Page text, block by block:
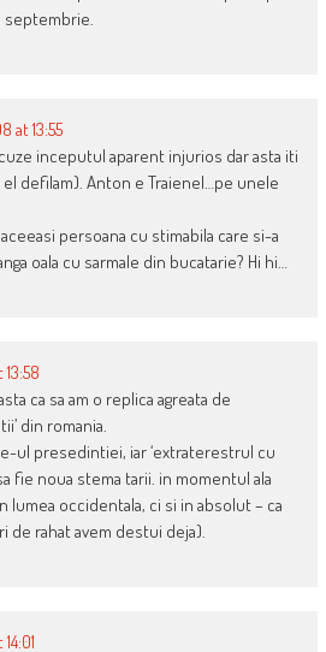
septembrie.
at 13:55
inceputul aparent injurios dar asta iti
defilam). Anton e Traienel…pe unele
persoana cu stimabila care si-a
oala cu sarmale din bucatarie? Hi hi…
ca sa am o replica agreata de
din romania.
ul presedintiei, iar ‘extraterestrul cu
fie noua stema tarii. in momentul ala
lumea occidentala, ci si in absolut – ca
de rahat avem destui deja).